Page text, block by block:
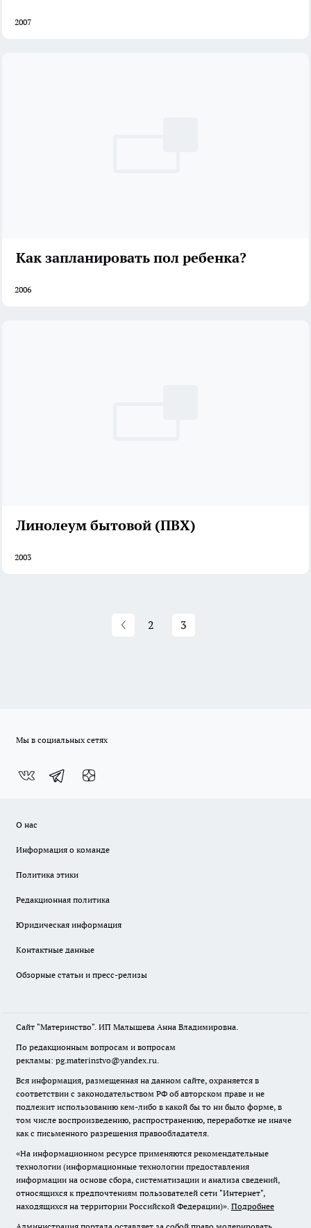
2007
Как запланировать пол ребенка?
2006
Линолеум бытовой (ПВХ)
2003
2 3
Мы в социальных сетях
О нас
Информация о команде
Политика этики
Редакционная политика
Юридическая информация
Контактные данные
Обзорные статьи и пресс-релизы
Сайт "Материнство". ИП Малышева Анна Владимировна.
По редакционным вопросам и вопросам
рекламы: pg.materinstvo@yandex.ru.
Вся информация, размещенная на данном сайте, охраняется в
соответствии с законодательством РФ об авторском праве и не
подлежит использованию кем-либо в какой бы то ни было форме, в
том числе воспроизведению, распространению, переработке не иначе
как с письменного разрешения правообладателя.
«На информационном ресурсе применяются рекомендательные
технологии (информационные технологии предоставления
информации на основе сбора, систематизации и анализа сведений,
относящихся к предпочтениям пользователей сети "Интернет",
находящихся на территории Российской Федерации)». Подробнее